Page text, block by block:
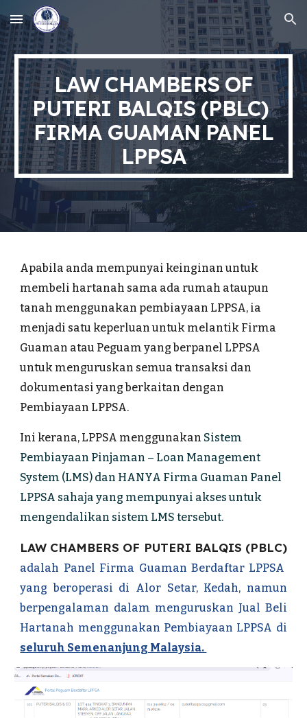
Skip to main content Skip to navigation
LAW CHAMBERS OF
PUTERI BALQIS (PBLC)
FIRMA GUAMAN PANEL
LPPSA
Apabila anda mempunyai keinginan untuk
membeli hartanah sama ada rumah ataupun
tanah menggunakan pembiayaan LPPSA, ia
menjadi satu keperluan untuk melantik Firma
Guaman atau Peguam yang berpanel LPPSA
untuk menguruskan semua transaksi dan
dokumentasi yang berkaitan dengan
Pembiayaan LPPSA.
Ini kerana, LPPSA menggunakan Sistem
Pembiayaan Pinjaman – Loan Management
System (LMS) dan HANYA Firma Guaman Panel
LPPSA sahaja yang mempunyai akses untuk
mengendalikan sistem LMS tersebut.
LAW CHAMBERS OF PUTERI BALQIS (PBLC)
adalah Panel Firma Guaman Berdaftar LPPSA
yang beroperasi di Alor Setar, Kedah, namun
berpengalaman dalam menguruskan Jual Beli
Hartanah menggunakan Pembiayaan LPPSA di
seluruh Semenanjung Malaysia.